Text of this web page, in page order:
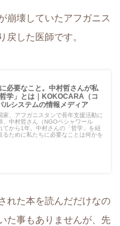
崩壊していたアフガニス
戻した医師です。
必要なこと。中村哲さんが私
学」とは｜KOKOCARA（コ
ルシステムの情報メディア
家、アフガニスタンで長年支援活動に
、中村哲さん（NGOペシャワール
てから1年。中村さんの「哲学」を紐
るために私たちに必要なことは何かを
れた本を読んだだけなの
た事もありませんが、先